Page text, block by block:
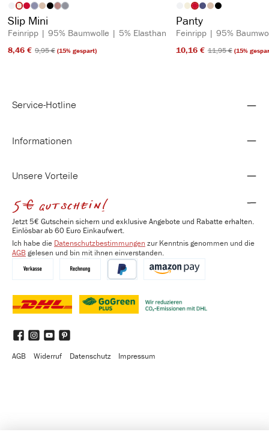
Artikelfarbeauswählen
(Diese Option ist zurzeit nicht verfügbar.)
(Diese Option ist zurzeit nicht verfügbar.)
(Diese Option ist zurzeit nicht verfügbar.)
Slip Mini
Feinripp | 95% Baumwolle | 5% Elasthan
8,46 €​ 9,95 €​(15% gespart)
Artikelfarbe
Panty
Feinripp | 95%
10,16 €​ 11,95 €​(15%
Service-Hotline
Informationen
Unsere Vorteile
5€ gutschein!
Jetzt 5€ Gutschein sichern und exklusive Angebote und Rabatte erhalten.
Einlösbar ab 60 Euro Einkaufwert.
Ich habe die Datenschutzbestimmungen zur Kenntnis genommen und die
AGBgelesen und bin mit ihnen einverstanden.
FacebookInstagram
YouTubePinterest
AGB
Widerruf Datenschutz Impressum